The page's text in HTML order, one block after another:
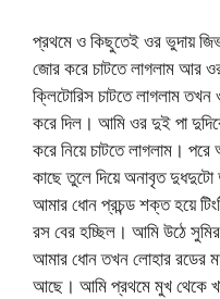
প্রথমে ও কিছুতেই ওর ভুদায়
জোর করে চাটতে লাগলাম আর
ক্লিটোরিস চাটতে লাগলাম
করে দিল। আমি ওর দুই পা
করে নিয়ে চাটতে লাগলাম।
কাছে তুলে দিয়ে অনাবৃত
আমার ধোন প্রচন্ড শক্ত হয়ে
রস বের হচ্ছিল। আমি উঠে
আমার ধোন তখন লোহার রডের
আছে। আমি প্রথমে মুখ থেকে